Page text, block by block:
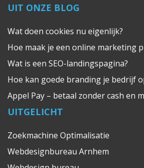
UIT ONZE BLOG
Wat doen cookies nu eigenlijk?
Hoe maak je een online marketing
Wat is een SEO-landingspagina?
Hoe kan goede branding je bedrijf
Appel Pay – betaal zonder cash en
UITGELICHT
Zoekmachine Optimalisatie
Webdesignbureau Arnhem